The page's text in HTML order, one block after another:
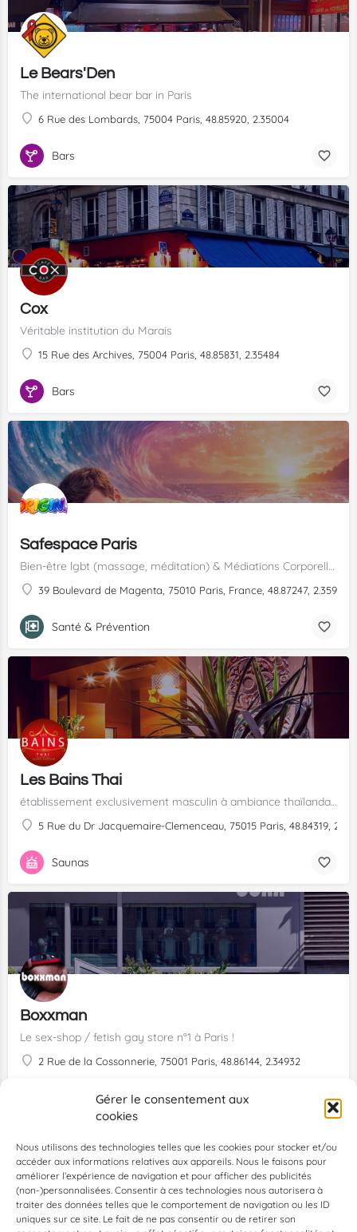
Gérer le consentement aux
cookies
Nous utilisons des technologies telles que les cookies pour stocker et/ou
accéder aux informations relatives aux appareils. Nous le faisons pour
améliorer l’expérience de navigation et pour afficher des publicités
(non-)personnalisées. Consentir à ces technologies nous autorisera à
traiter des données telles que le comportement de navigation ou les ID
uniques sur ce site. Le fait de ne pas consentir ou de retirer son
Le Bears'Den
The international bear bar in Paris
6 Rue des Lombards, 75004 Paris, 48.85920, 2.35004
Bars
Cox
Véritable institution du Marais
15 Rue des Archives, 75004 Paris, 48.85831, 2.35484
Bars
Safespace Paris
Bien-être lgbt (massage, méditation) & Médiations Corporelles
39 Boulevard de Magenta, 75010 Paris, France, 48.87247, 2.35922
Santé & Prévention
Les Bains Thai
établissement exclusivement masculin à ambiance thaïlandaise
5 Rue du Dr Jacquemaire-Clemenceau, 75015 Paris, 48.84319,
Saunas
Boxxman
Le sex-shop / fetish gay store n°1 à Paris !
2 Rue de la Cossonnerie, 75001 Paris, 48.86144, 2.34932
+1